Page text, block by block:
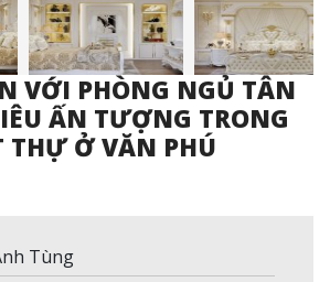
VỚI PHÒNG NGỦ TÂN
ẤN TƯỢNG TRONG
THỰ Ở VĂN PHÚ
Tùng